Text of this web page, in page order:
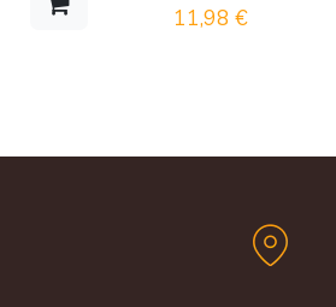
11,98 €